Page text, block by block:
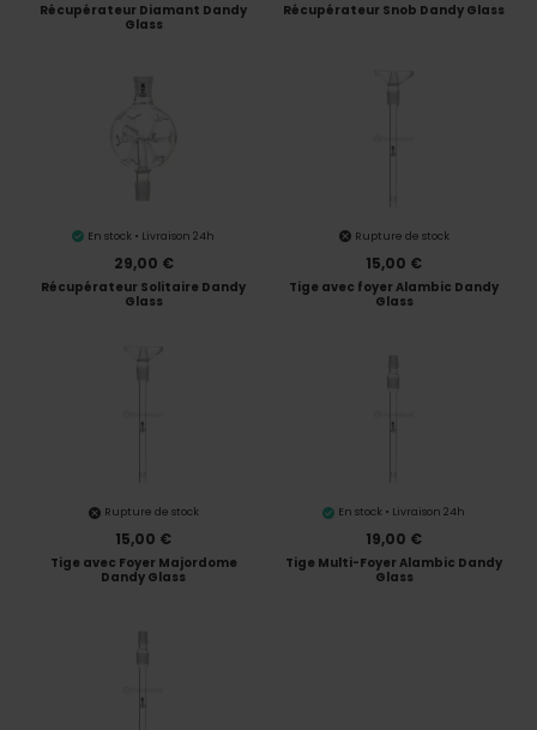
Récupérateur Diamant Dandy
Glass
Récupérateur Snob Dandy Glass
En stock • Livraison 24h
29,00 €
Récupérateur Solitaire Dandy
Glass
Rupture de stock
15,00 €
Tige avec foyer Alambic Dandy
Glass
Rupture de stock
15,00 €
Tige avec Foyer Majordome
Dandy Glass
En stock • Livraison 24h
19,00 €
Tige Multi-Foyer Alambic Dandy
Glass